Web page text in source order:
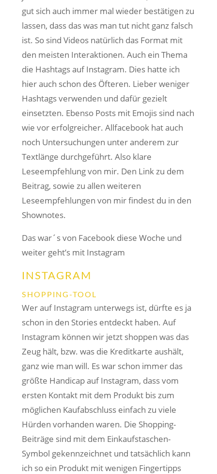
gut sich auch immer mal wieder bestätigen zu
lassen, dass das was man tut nicht ganz falsch
ist. So sind Videos natürlich das Format mit
den meisten Interaktionen. Auch ein Thema
die Hashtags auf Instagram. Dies hatte ich
hier auch schon des Öfteren. Lieber weniger
Hashtags verwenden und dafür gezielt
einsetzten. Ebenso Posts mit Emojis sind nach
wie vor erfolgreicher. Allfacebook hat auch
noch Untersuchungen unter anderem zur
Textlänge durchgeführt. Also klare
Leseempfehlung von mir. Den Link zu dem
Beitrag, sowie zu allen weiteren
Leseempfehlungen von mir findest du in den
Shownotes.
Das war´s von Facebook diese Woche und
weiter geht’s mit Instagram
INSTAGRAM
SHOPPING-TOOL
Wer auf Instagram unterwegs ist, dürfte es ja
schon in den Stories entdeckt haben. Auf
Instagram können wir jetzt shoppen was das
Zeug hält, bzw. was die Kreditkarte aushält,
ganz wie man will. Es war schon immer das
größte Handicap auf Instagram, dass vom
ersten Kontakt mit dem Produkt bis zum
möglichen Kaufabschluss einfach zu viele
Hürden vorhanden waren. Die Shopping-
Beiträge sind mit dem Einkaufstaschen-
Symbol gekennzeichnet und tatsächlich kann
ich so ein Produkt mit wenigen Fingertipps